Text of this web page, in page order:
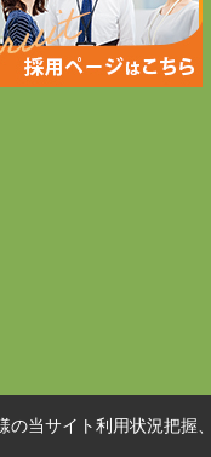
の当サイト利用状況把握